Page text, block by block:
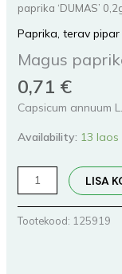
paprika ‘DUMAS’
Paprika, terav pipar
Magus
0,71 €
Capsicum annuum L.
Availability: 13 laos
LISA
Tootekood: 125919